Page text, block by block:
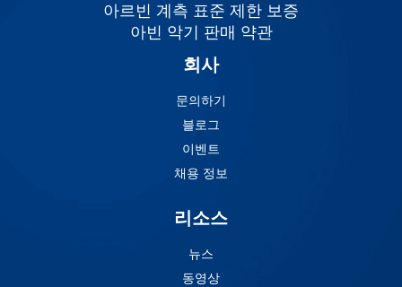
아르빈 계측 표준 제한 보증
아빈 악기 판매 약관
회사
문의하기
블로그
이벤트
채용 정보
리소스
뉴스
동영상